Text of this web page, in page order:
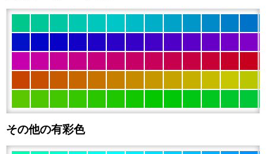
その他の有彩色